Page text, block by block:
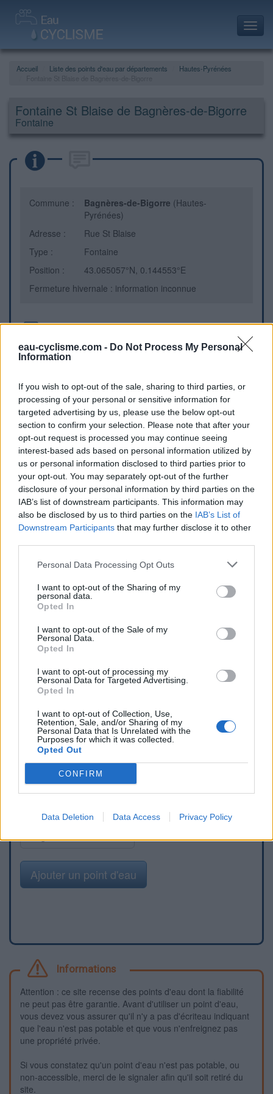
eau-cyclisme.com - Do Not Process My Personal
Information
If you wish to opt-out of the sale, sharing to third parties, or
processing of your personal or sensitive information for
targeted advertising by us, please use the below opt-out
section to confirm your selection. Please note that after your
opt-out request is processed you may continue seeing
interest-based ads based on personal information utilized by
us or personal information disclosed to third parties prior to
your opt-out. You may separately opt-out of the further
disclosure of your personal information by third parties on the
IAB’s list of downstream participants. This information may
also be disclosed by us to third parties on the IAB’s List of
Downstream Participants that may further disclose it to other
Personal Data Processing Opt Outs
I want to opt-out of the Sharing of my
personal data.
Opted In
I want to opt-out of the Sale of my
Personal Data.
Opted In
I want to opt-out of processing my
Personal Data for Targeted Advertising.
Opted In
I want to opt-out of Collection, Use,
Retention, Sale, and/or Sharing of my
Personal Data that Is Unrelated with the
Purposes for which it was collected.
Opted Out
CONFIRM
Data Deletion Data Access Privacy Policy
Accueil Liste des points d'eau par départements
Hautes-Pyrénées
Fontaine St Blaise de Bagnères-de-Bigorre
Fontaine
Commune : Bagnères-de-Bigorre (Hautes-
Pyrénées)
Adresse :
Rue St Blaise
Type :
Fontaine
Position :
43.065057°N, 0.144553°E
Fermeture hivernale : information inconnue
La fontaine se situe en haut de la rue, devant le restaurant
Repères visuels
Afficher la carte
Ajouter un point d'eau
Informations
Attention : ce site recense des points d'eau dont la fiabilité
ne peut pas être garantie. Avant d'utiliser un point d'eau,
vous devez vous assurer qu'il n'y a pas d'écriteau indiquant
que l'eau n'est pas potable et que vous n'enfreignez pas
une propriété privée.
Si vous constatez qu'un point d'eau n'est pas potable, ou
non-accessible, merci de le signaler afin qu'il soit retiré du
site.